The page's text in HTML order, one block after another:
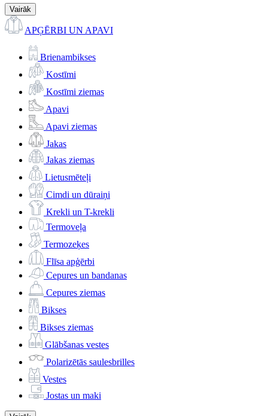
Vairāk
APĢĒRBI UN APAVI
Brienambikses
Kostīmi
Kostīmi ziemas
Apavi
Apavi ziemas
Jakas
Jakas ziemas
Lietusmēteļi
Cimdi un dūraiņi
Krekli un T-krekli
Termoveļa
Termozeķes
Flīsa apģērbi
Cepures un bandanas
Cepures ziemas
Bikses
Bikses ziemas
Glābšanas vestes
Polarizētās saulesbrilles
Vestes
Jostas un maki